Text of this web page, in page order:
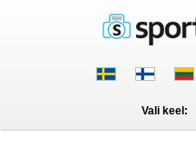
Vali keel: